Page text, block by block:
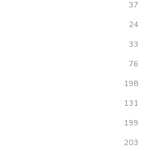
37
24
33
76
198
131
199
203